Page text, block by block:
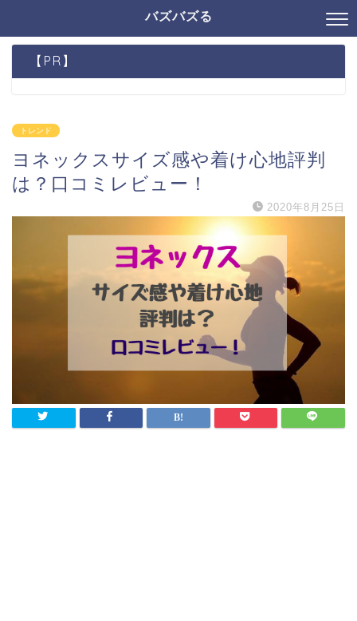
バズバズる
【PR】
トレンド
ヨネックスサイズ感や着け心地評判
は？口コミレビュー！
2020年8月25日